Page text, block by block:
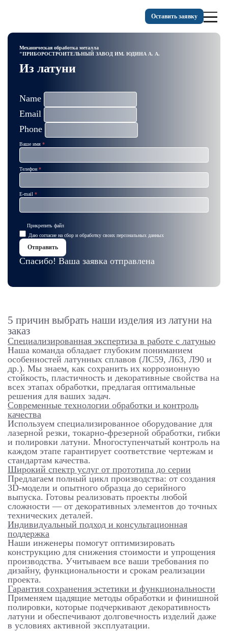
Оставить заявку
Механическая обработка металла
"ПРИБОРОСТРОИТЕЛЬНЫЙ ЗАВОД ИМ. ЮДИНА А. А.
Из латуни
Name
Email
Phone
Ваше имя
Телефон
E-mail
Прикрепить файл
Даю согласие на сбор и обработку своих персональных данных
Отправить
Спасибо! Ваша заявка отправлена
5 причин выбрать наши изделия из латуни на
заказ
Специализированная экспертиза в работе с латунью
Наша команда обладает глубоким пониманием
особенностей латунных сплавов (ЛС59, Л63, Л90 и
др.). Мы знаем, как сохранить их коррозионную
стойкость, пластичность и декоративные свойства на
всех этапах обработки, предлагая оптимальные
решения для ваших задач.
Современные технологии обработки и контроль
качества
Используем специализированное оборудование для
лазерной резки, токарно-фрезерной обработки, гибки
и полировки латуни. Многоступенчатый контроль на
каждом этапе гарантирует соответствие чертежам и
стандартам качества.
Широкий спектр услуг от прототипа до серии
Предлагаем полный цикл производства: от создания
3D-модели и опытного образца до серийного
выпуска. Готовы реализовать проекты любой
сложности — от декоративных элементов до точных
технических деталей.
Индивидуальный подход и консультационная
поддержка
Наши инженеры помогут оптимизировать
конструкцию для снижения стоимости и упрощения
производства. Учитываем все ваши требования по
дизайну, функциональности и срокам реализации
проекта.
Гарантия сохранения эстетики и функциональности
Применяем щадящие методы обработки и финишной
полировки, которые подчеркивают декоративность
латуни и обеспечивают долговечность изделий даже
в условиях активной эксплуатации.